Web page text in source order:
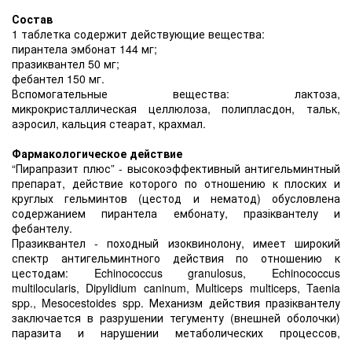
Состав
1 таблетка содержит действующие вещества:
пирантела эмбонат 144 мг;
празиквантел 50 мг;
фебантел 150 мг.
Вспомогательные вещества: лактоза,
микрокристаллическая целлюлоза, полипласдон, тальк,
аэросил, кальция стеарат, крахмал.
Фармакологическое действие
“Пирапразит плюс” - высокоэффективный антигельминтный
препарат, действие которого по отношению к плоских и
круглых гельминтов (цестод и нематод) обусловлена
содержанием пирантела ембонату, празіквантелу и
фебантелу.
Празиквантел - походный изоквинолону, имеет широкий
спектр антигельминтного действия по отношению к
цестодам: Echinococcus granulosus, Echinococcus
multilocularis, Dipylidium caninum, Multiceps multiceps, Taenia
spp., Mesocestoides spp. Механизм действия празіквантелу
заключается в разрушении тегументу (внешней оболочки)
паразита и нарушении метаболических процессов,